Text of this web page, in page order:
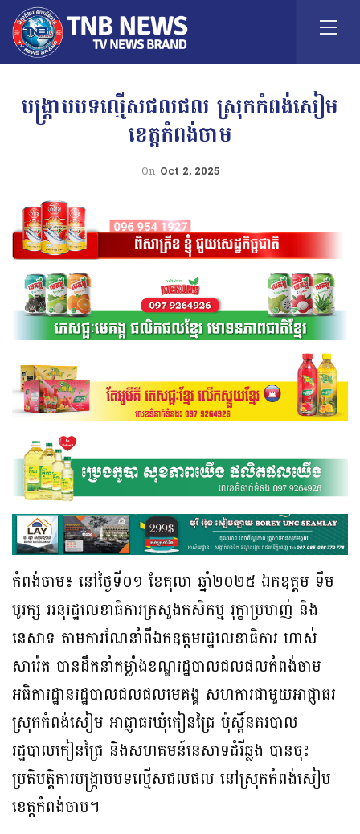
បង្ក្រាបបទល្មើសជលផល ស្រុកកំពង់សៀម
ខេត្តកំពង់ចាម
On Oct 2, 2025
កំពង់ចាម៖ នៅថ្ងៃទី០១ ខែតុលា ឆ្នាំ២០២៥ ឯកឧត្តម ទឹម
បូរក្ស អនុរដ្ឋលេខាធិការក្រសួងកសិកម្ម រុក្ខាប្រមាញ់ និង
នេសាទ តាមការណែនាំពីឯកឧត្តមរដ្ឋលេខាធិការ ហាស់
សារ៉េត បានដឹកនាំកម្លាំងខណ្ឌរដ្ឋបាលជលផលកំពង់ចាម
អធិការដ្ឋានរដ្ឋបាលជលផលមេគង្គ សហការជាមួយអាជ្ញាធរ
ស្រុកកំពង់សៀម អាជ្ញាធរឃុំកៀនជ្រៃ ប៉ុស្តិ៍នគរបាល
រដ្ឋបាលកៀនជ្រៃ និងសហគមន៍នេសាទដំរីឆ្លង បានចុះ
ប្រតិបត្តិការបង្ក្រាបបទល្មើសជលផល នៅស្រុកកំពង់សៀម
ខេត្តកំពង់ចាម។